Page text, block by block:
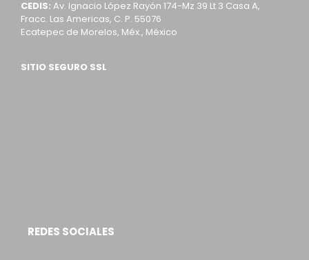
CEDIS: Av. Ignacio López Rayón 174-Mz 39 Lt 3 Casa A,
Fracc. Las Americas, C. P. 55076
Ecatepec de Morelos, Méx., México
SITIO SEGURO SSL
REDES SOCIALES